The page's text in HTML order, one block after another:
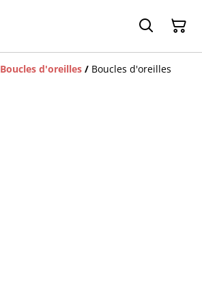
Boucles d'oreilles / Boucles d'oreilles